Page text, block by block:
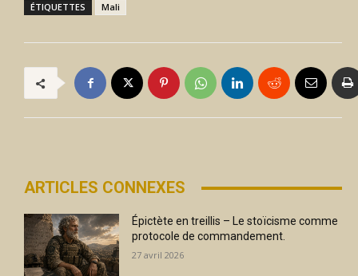
ÉTIQUETTES Mali
ARTICLES CONNEXES
Épictète en treillis – Le stoïcisme comme
protocole de commandement.
27 avril 2026